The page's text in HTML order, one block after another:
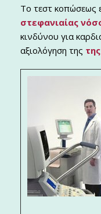
Το τεστ κοπώσεως
στεφανιαίας
κινδύνου για
αξιολόγηση της